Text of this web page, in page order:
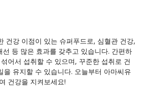
건강 이점이 있는 슈퍼푸드로, 심혈관 건강,
선 등 많은 효과를 갖추고 있습니다. 간편하
어서 섭취할 수 있으며, 꾸준한 섭취로 건
을 유지할 수 있습니다. 오늘부터 아마씨유
건강을 지켜보세요!